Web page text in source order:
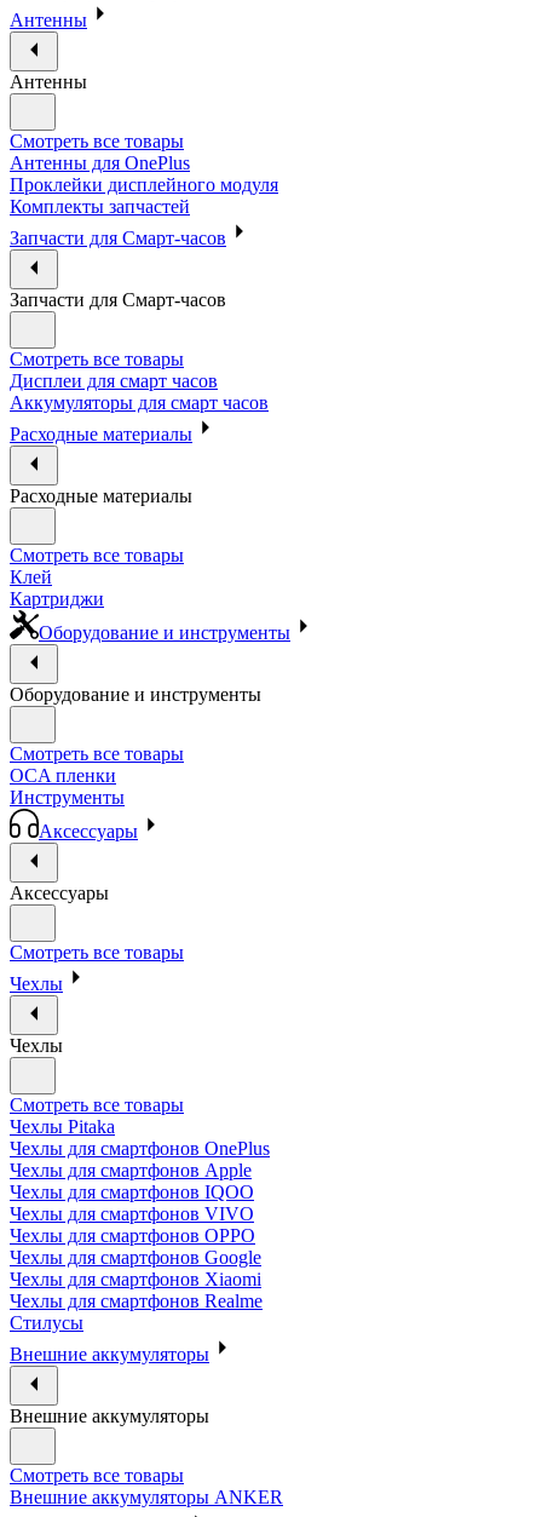
Антенны
Антенны
Смотреть все товары
Антенны для OnePlus
Проклейки дисплейного модуля
Комплекты запчастей
Запчасти для Смарт-часов
Запчасти для Смарт-часов
Смотреть все товары
Дисплеи для смарт часов
Аккумуляторы для смарт часов
Расходные материалы
Расходные материалы
Смотреть все товары
Клей
Картриджи
Оборудование и инструменты
Оборудование и инструменты
Смотреть все товары
OCA пленки
Инструменты
Аксессуары
Аксессуары
Смотреть все товары
Чехлы
Чехлы
Смотреть все товары
Чехлы Pitaka
Чехлы для смартфонов OnePlus
Чехлы для смартфонов Apple
Чехлы для смартфонов IQOO
Чехлы для смартфонов VIVO
Чехлы для смартфонов OPPO
Чехлы для смартфонов Google
Чехлы для смартфонов Xiaomi
Чехлы для смартфонов Realme
Стилусы
Внешние аккумуляторы
Внешние аккумуляторы
Смотреть все товары
Внешние аккумуляторы ANKER